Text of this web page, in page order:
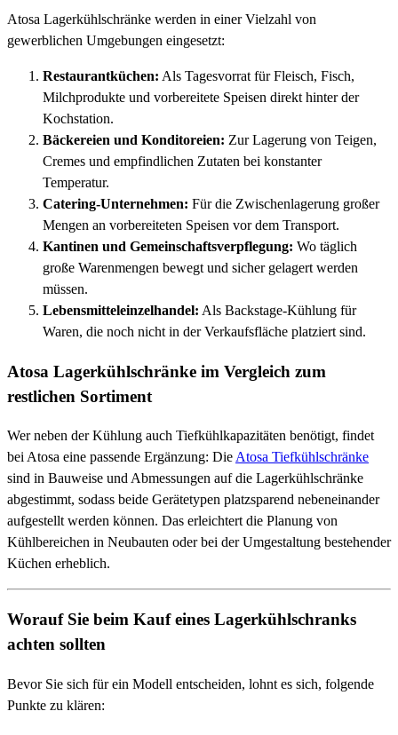
Atosa Lagerkühlschränke werden in einer Vielzahl von
gewerblichen Umgebungen eingesetzt:
Restaurantküchen: Als Tagesvorrat für Fleisch, Fisch,
Milchprodukte und vorbereitete Speisen direkt hinter der
Kochstation.
Bäckereien und Konditoreien: Zur Lagerung von Teigen,
Cremes und empfindlichen Zutaten bei konstanter
Temperatur.
Catering-Unternehmen: Für die Zwischenlagerung großer
Mengen an vorbereiteten Speisen vor dem Transport.
Kantinen und Gemeinschaftsverpflegung: Wo täglich
große Warenmengen bewegt und sicher gelagert werden
müssen.
Lebensmitteleinzelhandel: Als Backstage-Kühlung für
Waren, die noch nicht in der Verkaufsfläche platziert sind.
Atosa Lagerkühlschränke im Vergleich zum
restlichen Sortiment
Wer neben der Kühlung auch Tiefkühlkapazitäten benötigt, findet
bei Atosa eine passende Ergänzung: DieAtosa Tiefkühlschränke
sind in Bauweise und Abmessungen auf die Lagerkühlschränke
abgestimmt, sodass beide Gerätetypen platzsparend nebeneinander
aufgestellt werden können. Das erleichtert die Planung von
Kühlbereichen in Neubauten oder bei der Umgestaltung bestehender
Küchen erheblich.
Worauf Sie beim Kauf eines Lagerkühlschranks
achten sollten
Bevor Sie sich für ein Modell entscheiden, lohnt es sich, folgende
Punkte zu klären: